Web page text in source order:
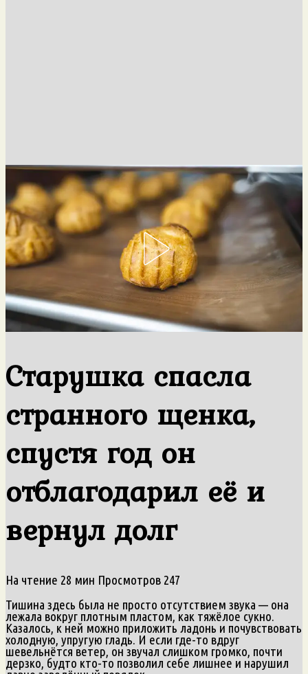
Старушка спасла
странного щенка,
спустя год он
отблагодарил её и
вернул долг
На чтение 28 мин Просмотров 247
Тишина здесь была не просто отсутствием звука — она
лежала вокруг плотным пластом, как тяжёлое сукно.
Казалось, к ней можно приложить ладонь и почувствовать
холодную, упругую гладь. И если где-то вдруг
шевельнётся ветер, он звучал слишком громко, почти
дерзко, будто кто-то позволил себе лишнее и нарушил